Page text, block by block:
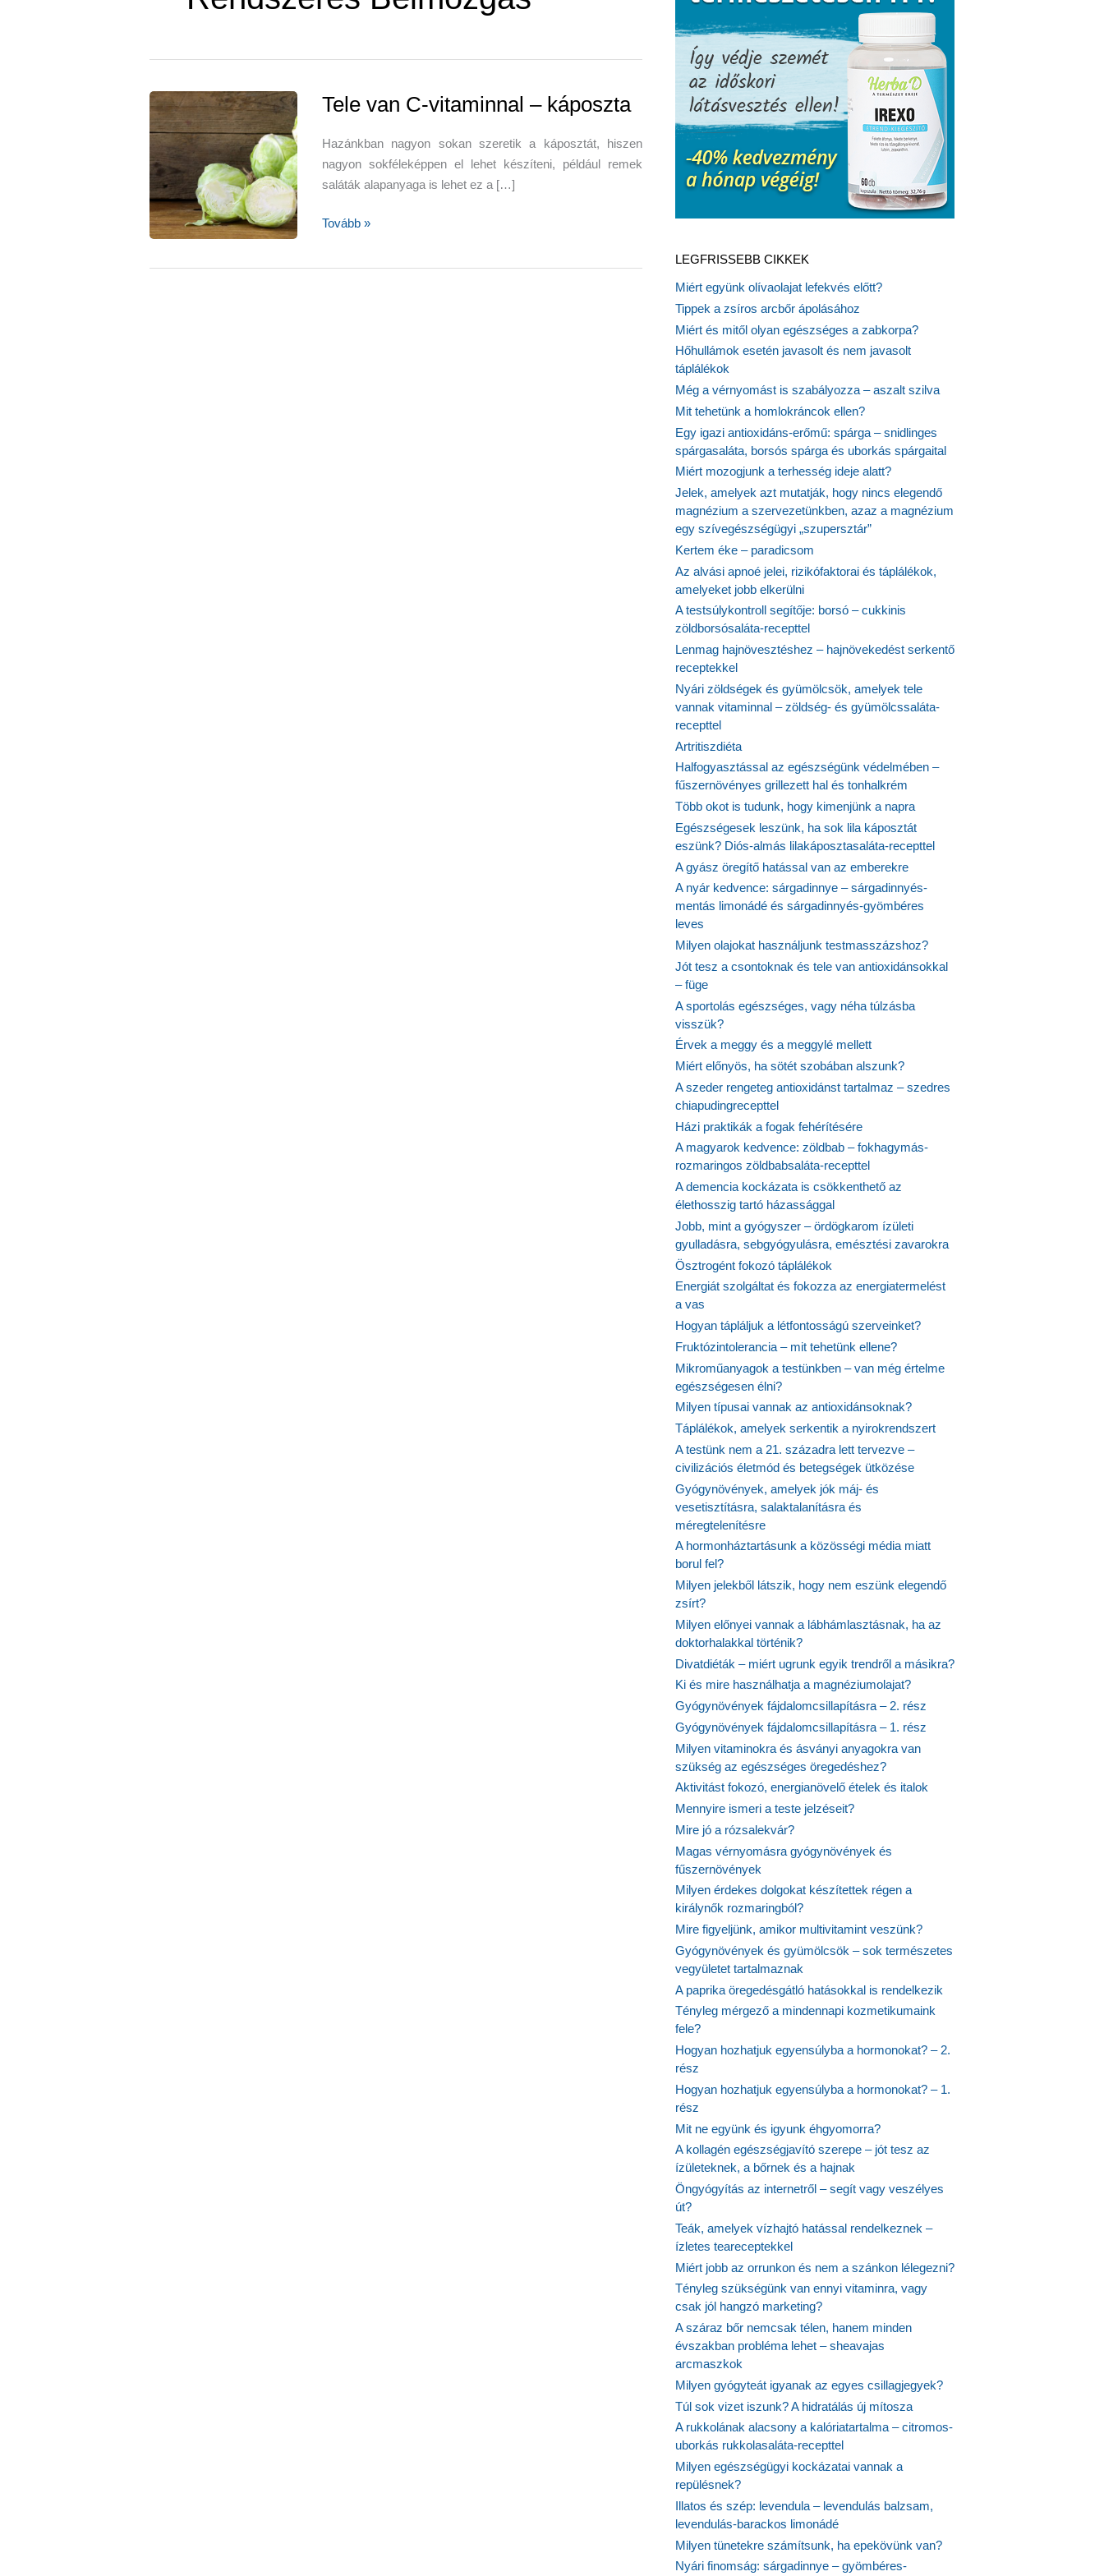
Tele van C-vitaminnal – káposzta
Hazánkban nagyon sokan szeretik a káposztát, hiszen
nagyon sokféleképpen el lehet készíteni, például remek
saláták alapanyaga is lehet ez a […]
Tele
Tovább »
LEGFRISSEBB CIKKEK
Miért együnk olívaolajat lefekvés előtt?
Tippek a zsíros arcbőr ápolásához
Miért és mitől olyan egészséges a zabkorpa?
Hőhullámok esetén javasolt és nem javasolt
táplálékok
Még a vérnyomást is szabályozza – aszalt szilva
Mit tehetünk a homlokráncok ellen?
Egy igazi antioxidáns-erőmű: spárga – snidlinges
spárgasaláta, borsós spárga és uborkás spárgaital
Miért mozogjunk a terhesség ideje alatt?
Jelek, amelyek azt mutatják, hogy nincs elegendő
magnézium a szervezetünkben, azaz a magnézium
egy szívegészségügyi „szupersztár”
Kertem éke – paradicsom
Az alvási apnoé jelei, rizikófaktorai és táplálékok,
amelyeket jobb elkerülni
A testsúlykontroll segítője: borsó – cukkinis
zöldborsósaláta-recepttel
Lenmag hajnövesztéshez – hajnövekedést serkentő
receptekkel
Nyári zöldségek és gyümölcsök, amelyek tele
vannak vitaminnal – zöldség- és gyümölcssaláta-
recepttel
Artritiszdiéta
Halfogyasztással az egészségünk védelmében –
fűszernövényes grillezett hal és tonhalkrém
Több okot is tudunk, hogy kimenjünk a napra
Egészségesek leszünk, ha sok lila káposztát
eszünk? Diós-almás lilakáposztasaláta-recepttel
A gyász öregítő hatással van az emberekre
A nyár kedvence: sárgadinnye – sárgadinnyés-
mentás limonádé és sárgadinnyés-gyömbéres
leves
Milyen olajokat használjunk testmasszázshoz?
Jót tesz a csontoknak és tele van antioxidánsokkal
– füge
A sportolás egészséges, vagy néha túlzásba
visszük?
Érvek a meggy és a meggylé mellett
Miért előnyös, ha sötét szobában alszunk?
A szeder rengeteg antioxidánst tartalmaz – szedres
chiapudingrecepttel
Házi praktikák a fogak fehérítésére
A magyarok kedvence: zöldbab – fokhagymás-
rozmaringos zöldbabsaláta-recepttel
A demencia kockázata is csökkenthető az
élethosszig tartó házassággal
Jobb, mint a gyógyszer – ördögkarom ízületi
gyulladásra, sebgyógyulásra, emésztési zavarokra
Ösztrogént fokozó táplálékok
Energiát szolgáltat és fokozza az energiatermelést
a vas
Hogyan tápláljuk a létfontosságú szerveinket?
Fruktózintolerancia – mit tehetünk ellene?
Mikroműanyagok a testünkben – van még értelme
egészségesen élni?
Milyen típusai vannak az antioxidánsoknak?
Táplálékok, amelyek serkentik a nyirokrendszert
A testünk nem a 21. századra lett tervezve –
civilizációs életmód és betegségek ütközése
Gyógynövények, amelyek jók máj- és
vesetisztításra, salaktalanításra és
méregtelenítésre
A hormonháztartásunk a közösségi média miatt
borul fel?
Milyen jelekből látszik, hogy nem eszünk elegendő
zsírt?
Milyen előnyei vannak a lábhámlasztásnak, ha az
doktorhalakkal történik?
Divatdiéták – miért ugrunk egyik trendről a másikra?
Ki és mire használhatja a magnéziumolajat?
Gyógynövények fájdalomcsillapításra – 2. rész
Gyógynövények fájdalomcsillapításra – 1. rész
Milyen vitaminokra és ásványi anyagokra van
szükség az egészséges öregedéshez?
Aktivitást fokozó, energianövelő ételek és italok
Mennyire ismeri a teste jelzéseit?
Mire jó a rózsalekvár?
Magas vérnyomásra gyógynövények és
fűszernövények
Milyen érdekes dolgokat készítettek régen a
királynők rozmaringból?
Mire figyeljünk, amikor multivitamint veszünk?
Gyógynövények és gyümölcsök – sok természetes
vegyületet tartalmaznak
A paprika öregedésgátló hatásokkal is rendelkezik
Tényleg mérgező a mindennapi kozmetikumaink
fele?
Hogyan hozhatjuk egyensúlyba a hormonokat? – 2.
rész
Hogyan hozhatjuk egyensúlyba a hormonokat? – 1.
rész
Mit ne együnk és igyunk éhgyomorra?
A kollagén egészségjavító szerepe – jót tesz az
ízületeknek, a bőrnek és a hajnak
Öngyógyítás az internetről – segít vagy veszélyes
út?
Teák, amelyek vízhajtó hatással rendelkeznek –
ízletes teareceptekkel
Miért jobb az orrunkon és nem a szánkon lélegezni?
Tényleg szükségünk van ennyi vitaminra, vagy
csak jól hangzó marketing?
A száraz bőr nemcsak télen, hanem minden
évszakban probléma lehet – sheavajas
arcmaszkok
Milyen gyógyteát igyanak az egyes csillagjegyek?
Túl sok vizet iszunk? A hidratálás új mítosza
A rukkolának alacsony a kalóriatartalma – citromos-
uborkás rukkolasaláta-recepttel
Milyen egészségügyi kockázatai vannak a
repülésnek?
Illatos és szép: levendula – levendulás balzsam,
levendulás-barackos limonádé
Milyen tünetekre számítsunk, ha epekövünk van?
Nyári finomság: sárgadinnye – gyömbéres-